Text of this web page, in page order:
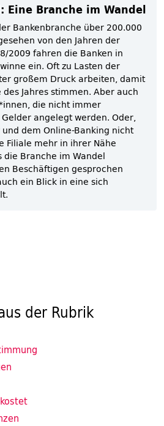
Eine Branche im Wandel
Bankenbranche über 200.000
von den Jahren der
2009 fahren die Banken in
ein. Oft zu Lasten der
großem Druck arbeiten, damit
Jahres stimmen. Aber auch
die nicht immer
angelegt werden. Oder,
dem Online-Banking nicht
Filiale mehr in ihrer Nähe
Branche im Wandel
Beschäftigen gesprochen
ein Blick in eine sich
der Rubrik